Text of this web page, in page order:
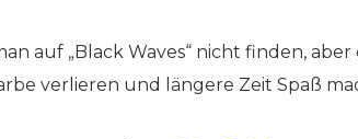
auf „Black Waves“ nicht finden,
verlieren und längere Zeit Spaß